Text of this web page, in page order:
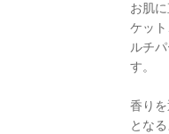
お肌
ケッ
ルチ
す。
香り
となる